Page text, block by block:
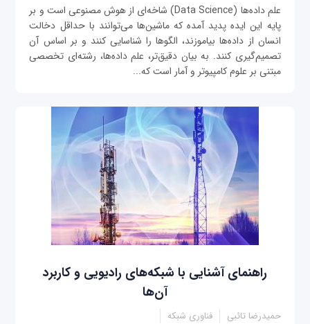
علم داده‌ها (Data Science) شاخه‌ای از هوش مصنوعی است و بر
پایه این ایده پدید آمده که ماشین‌ها می‌توانند با حداقل دخالت
انسان از داده‌ها بیاموزند، الگوها را شناسایی کنند و بر اساس آن
تصمیم‌گیری کنند. به بیان دقیق‌تر، علم داده‌ها، رشته‌ای تخصصی
مبتنی بر علوم کامپیوتر و آمار است که...
راهنمای آشنایی با شبکه‌های رادیویی و کاربرد
آن‌ها
حمیدرضا تائبی فناوری شبکه